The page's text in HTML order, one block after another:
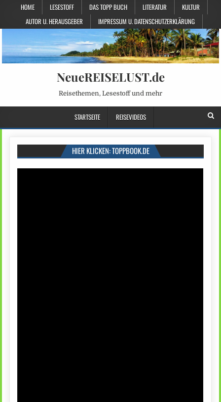
HOME LESESTOFF DAS TOPP BUCH LITERATUR
KULTUR
AUTOR U. HERAUSGEBER
IMPRESSUM U. DATENSCHUTZERKLÄRUNG
NeueREISELUST.de
Reisethemen, Lesestoff und mehr
STARTSEITE REISEVIDEOS
HIER KLICKEN: TOPPBOOK.DE